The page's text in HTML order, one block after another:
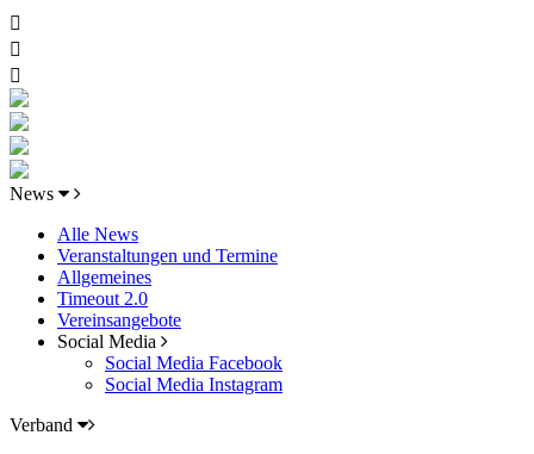
News
Alle News
Veranstaltungen und Termine
Allgemeines
Timeout 2.0
Vereinsangebote
Social Media
Social Media Facebook
Social Media Instagram
Verband